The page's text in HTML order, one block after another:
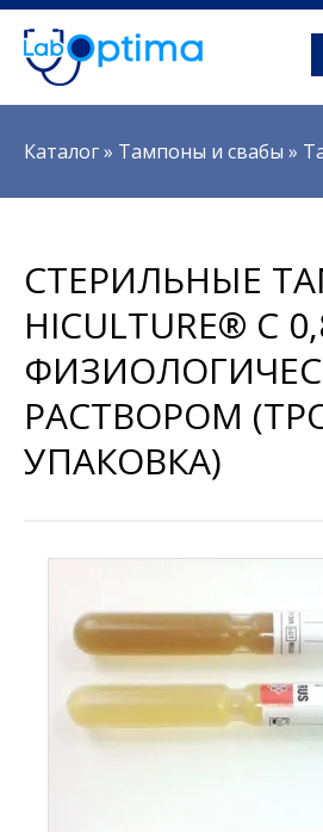
Вы здесь
Каталог» Тампоны и свабы »
СТЕРИЛЬНЫЕ
HICULTURE® С
РАСТВОРОМ
УПАКОВКА)